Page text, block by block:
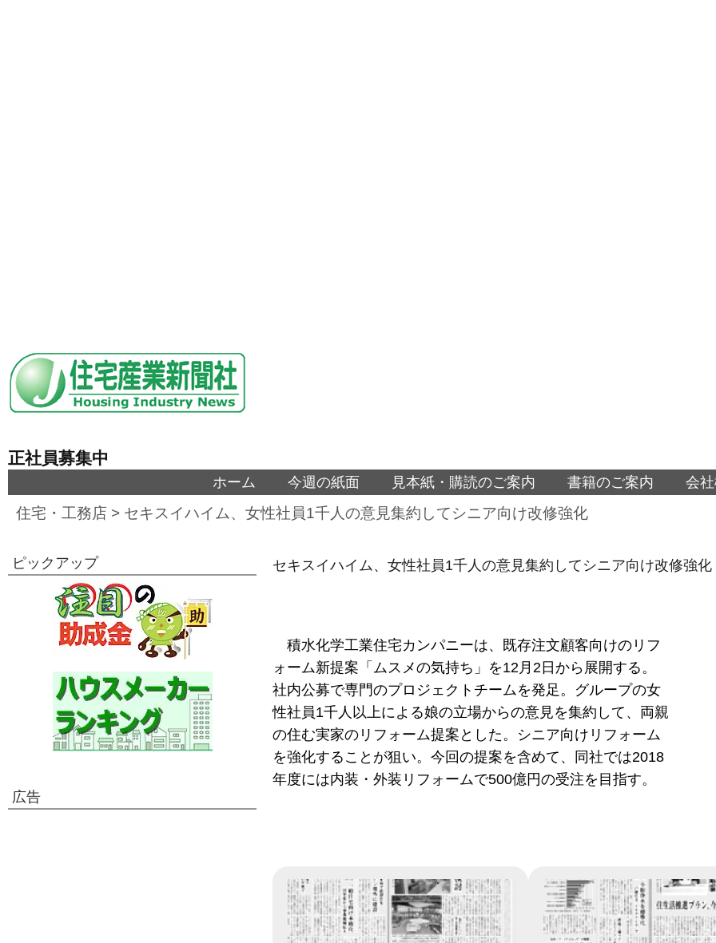
正社員募集中
ホーム 今週の紙面 見本紙・購読のご案内 書籍のご案内 会
住宅・工務店 > セキスイハイム、女性社員1千人の意見集約してシニア向け改修強化
セキスイハイム、女性社員1千人の意見集約してシニア向け改修強化
積水化学工業住宅カンパニーは、既存注文顧客向けのリフ
ォーム新提案「ムスメの気持ち」を12月2日から展開する。
社内公募で専門のプロジェクトチームを発足。グループの女
性社員1千人以上による娘の立場からの意見を集約して、両親
の住む実家のリフォーム提案とした。シニア向けリフォーム
を強化することが狙い。今回の提案を含めて、同社では2018
年度には内装・外装リフォームで500億円の受注を目指す。
ピックアップ
広告